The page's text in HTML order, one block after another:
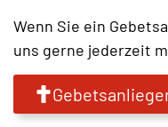
Wenn Sie ein
uns gerne jederzeit